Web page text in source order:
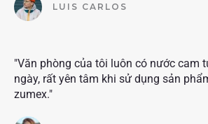
LUIS CARLOS
"Văn phòng của tôi luôn có nước cam
ngày, rất yên tâm khi sử dụng sản
zumex."